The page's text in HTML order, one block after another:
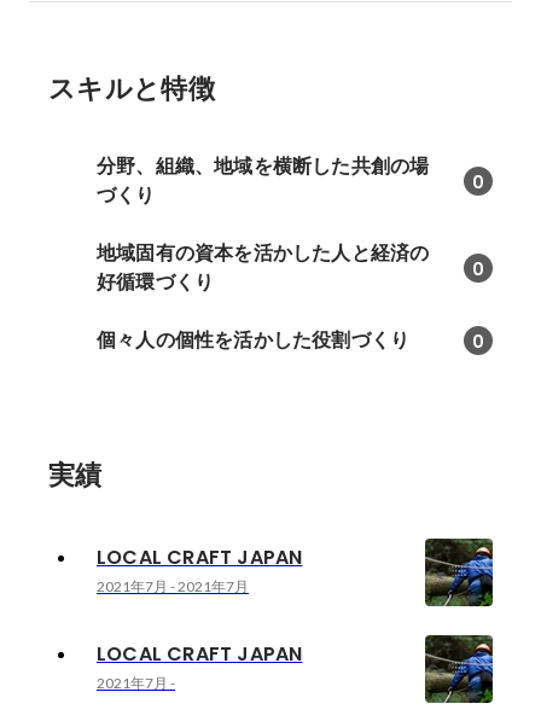
スキルと特徴
分野、組織、地域を横断した共創の場
づくり
0
地域固有の資本を活かした人と経済の
好循環づくり
0
個々人の個性を活かした役割づくり 0
実績
LOCAL CRAFT JAPAN
2021年7月 -2021年7月
LOCAL CRAFT JAPAN
2021年7月 -